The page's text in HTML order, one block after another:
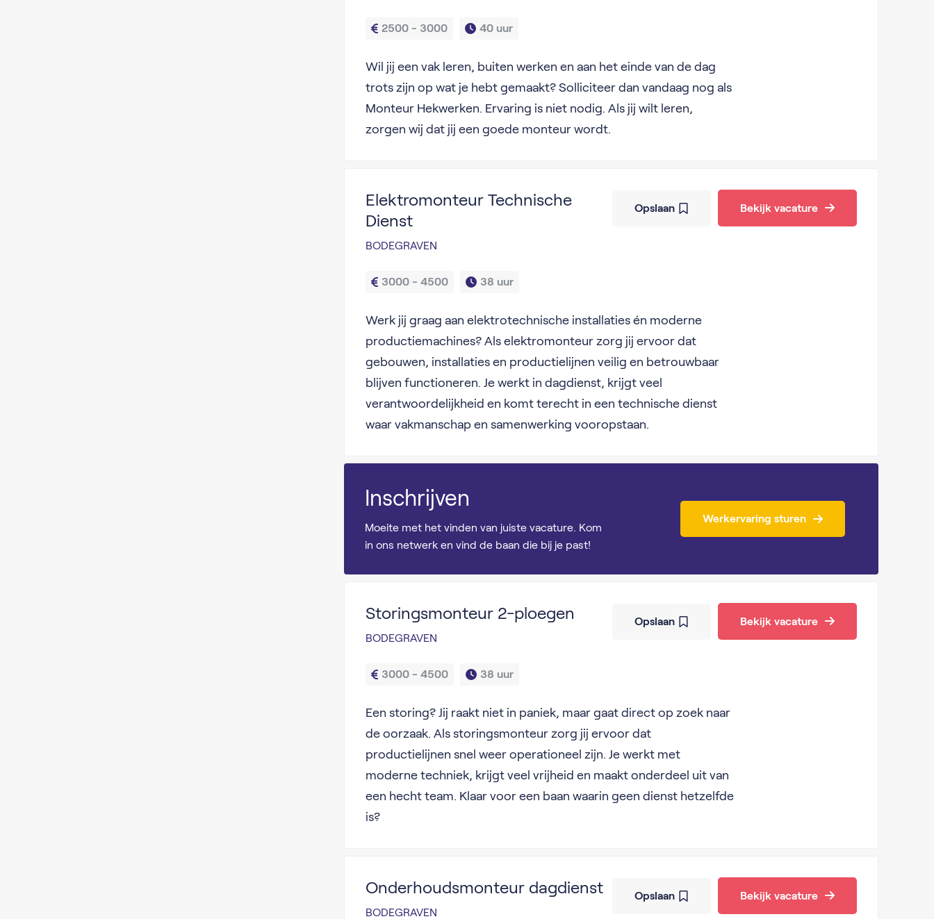
2500 - 3000 40 uur
Wil jij een vak leren, buiten werken en aan het einde van de dag
trots zijn op wat je hebt gemaakt? Solliciteer dan vandaag nog als
Monteur Hekwerken. Ervaring is niet nodig. Als jij wilt leren,
zorgen wij dat jij een goede monteur wordt.
Elektromonteur Technische
Dienst
BODEGRAVEN
3000 - 4500 38 uur
Werk jij graag aan elektrotechnische installaties én moderne
productiemachines? Als elektromonteur zorg jij ervoor dat
gebouwen, installaties en productielijnen veilig en betrouwbaar
blijven functioneren. Je werkt in dagdienst, krijgt veel
verantwoordelijkheid en komt terecht in een technische dienst
waar vakmanschap en samenwerking vooropstaan.
Opslaan Bekijk vacature
Inschrijven
Moeite met het vinden van juiste vacature. Kom
in ons netwerk en vind de baan die bij je past!
Werkervaring sturen
Storingsmonteur 2-ploegen
BODEGRAVEN
3000 - 4500 38 uur
Een storing? Jij raakt niet in paniek, maar gaat direct op zoek naar
de oorzaak. Als storingsmonteur zorg jij ervoor dat
productielijnen snel weer operationeel zijn. Je werkt met
moderne techniek, krijgt veel vrijheid en maakt onderdeel uit van
een hecht team. Klaar voor een baan waarin geen dienst hetzelfde
is?
Opslaan Bekijk vacature
Onderhoudsmonteur dagdienst
BODEGRAVEN
Opslaan Bekijk vacature